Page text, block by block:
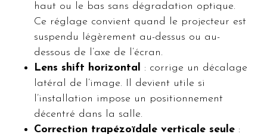
haut ou le bas sans dégradation optique.
Ce réglage convient quand le projecteur est
suspendu légèrement au-dessus ou au-
dessous de l’axe de l’écran.
Lens shift horizontal : corrige un décalage
latéral de l’image. Il devient utile si
l’installation impose un positionnement
décentré dans la salle.
Correction trapézoïdale verticale seule: